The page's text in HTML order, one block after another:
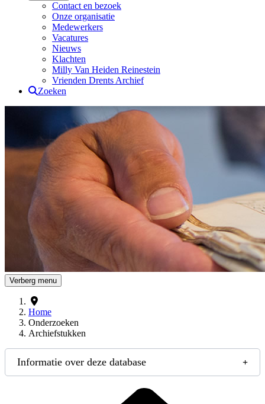
Contact en bezoek
Onze organisatie
Medewerkers
Vacatures
Nieuws
Klachten
Milly Van Heiden Reinestein
Vrienden Drents Archief
Zoeken
Drents Archief
Verberg menu
Home
Onderzoeken
Archiefstukken
Informatie over deze database